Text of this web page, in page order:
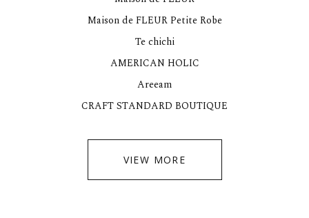
Maison de FLEUR Petite Robe
Te chichi
AMERICAN HOLIC
Areeam
CRAFT STANDARD BOUTIQUE
VIEW MORE